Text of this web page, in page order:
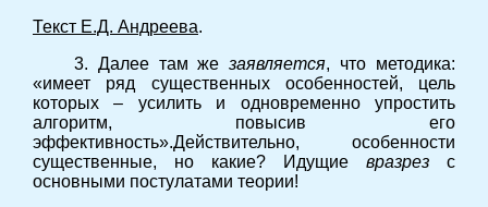
Текст Е.Д. Андреева.
3. Далее там жезаявляется, что методика:
«имеет ряд существенных особенностей, цель
которых – усилить и одновременно упростить
алгоритм, повысив его
эффективность».Действительно, особенности
существенные, но какие? Идущие вразрез с
основными постулатами теории!